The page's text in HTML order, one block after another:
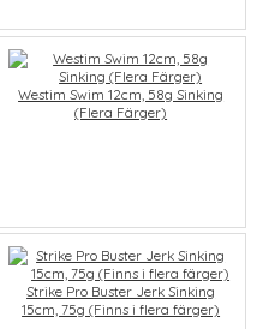
Westim Swim 12cm, 58g Sinking
(Flera Färger)
Strike Pro Buster Jerk Sinking
15cm, 75g (Finns i flera färger)